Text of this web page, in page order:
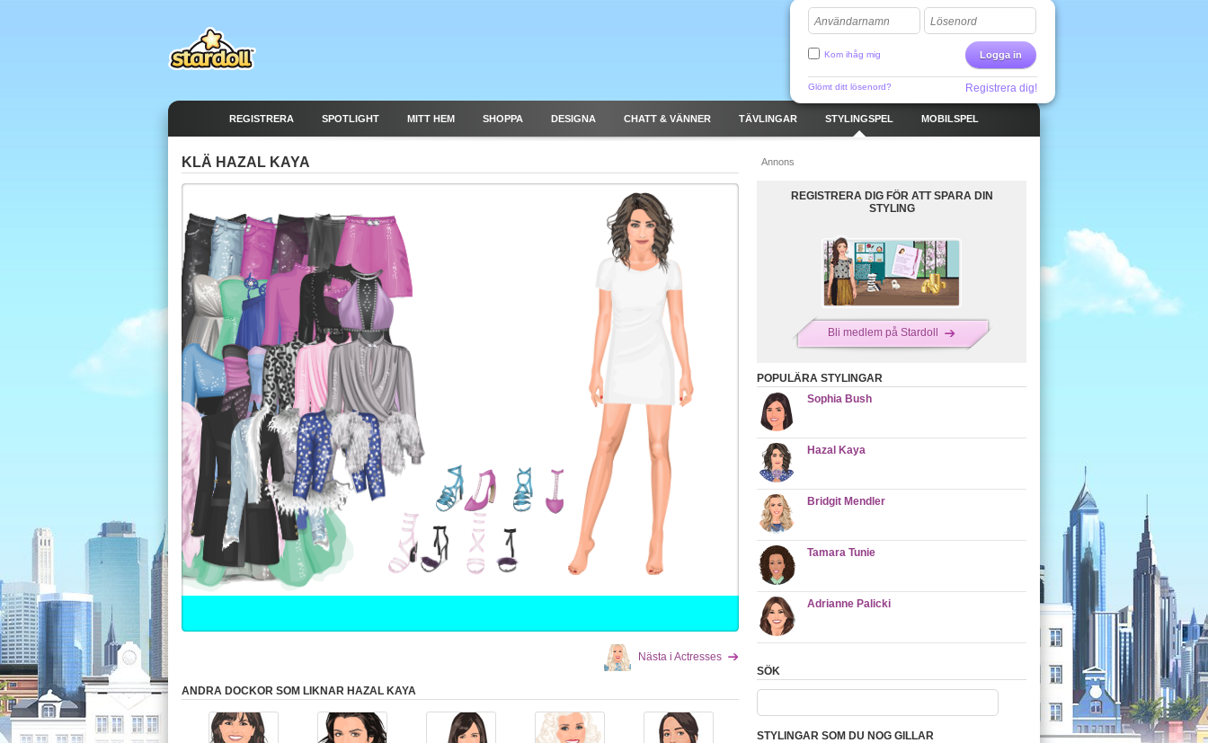
Användarnamn Lösenord
Logga in
Kom ihåg mig
Glömt ditt lösenord? Registrera dig!
REGISTRERA SPOTLIGHT MITT HEM SHOPPA DESIGNA CHATT & VÄNNER TÄVLINGAR STYLINGSPEL MOBILSPEL
KLÄ HAZAL KAYA
Nästa i Actresses
ANDRA DOCKOR SOM LIKNAR HAZAL KAYA
Annons
REGISTRERA DIG FÖR ATT SPARA DIN
STYLING
Bli medlem på Stardoll
POPULÄRA STYLINGAR
Sophia Bush
Hazal Kaya
Bridgit Mendler
Tamara Tunie
Adrianne Palicki
SÖK
STYLINGAR SOM DU NOG GILLAR